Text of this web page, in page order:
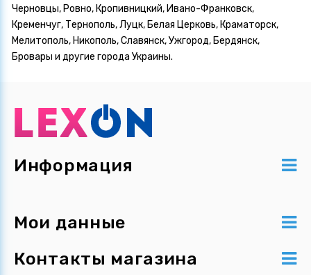
Черновцы, Ровно, Кропивницкий, Ивано-Франковск,
Кременчуг, Тернополь, Луцк, Белая Церковь, Краматорск,
Мелитополь, Никополь, Славянск, Ужгород, Бердянск,
Бровары и другие города Украины.
Информация
Мои данные
Контакты магазина